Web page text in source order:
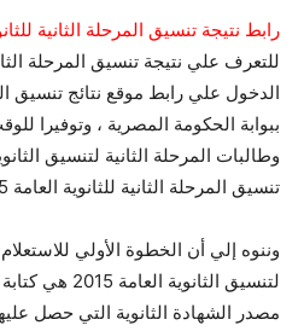
رابط نتيجة تنسيق المرحلة الثانية للثانوية
الدخول علي رابط موقع نتائج تنسيق
ببوابة الحكومة المصرية ، وتوفيرا
وطالبات المرحلة الثانية لتنسيق
تنسيق المرحلة الثانية للثانوية العامة 2105 من خلال الضغط
وننوه إلي أن الخطوة الأولي
لتنسيق
مصدر الشهادة الثانوية التي حصل